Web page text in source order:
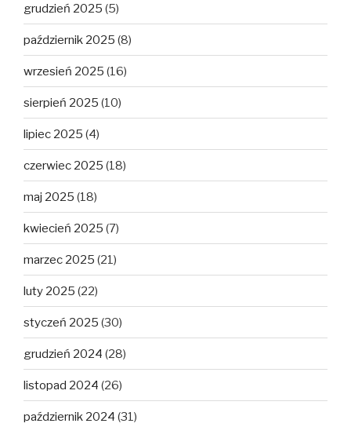
grudzień 2025 (5)
październik 2025 (8)
wrzesień 2025 (16)
sierpień 2025 (10)
lipiec 2025 (4)
czerwiec 2025 (18)
maj 2025 (18)
kwiecień 2025 (7)
marzec 2025 (21)
luty 2025 (22)
styczeń 2025 (30)
grudzień 2024 (28)
listopad 2024 (26)
październik 2024 (31)